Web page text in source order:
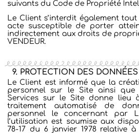
suivants du Code de Propriété
Le Client s’interdit également
acte susceptible de porter
indirectement aux droits de
VENDEUR.
9. PROTECTION DES
Le Client est informé que la
personnel sur le Site ainsi que
Services sur le Site donne lieu
traitement automatisé de
personnel le concernant par
l’utilisation est soumise aux
78-17 du 6 janvier 1978 relative à